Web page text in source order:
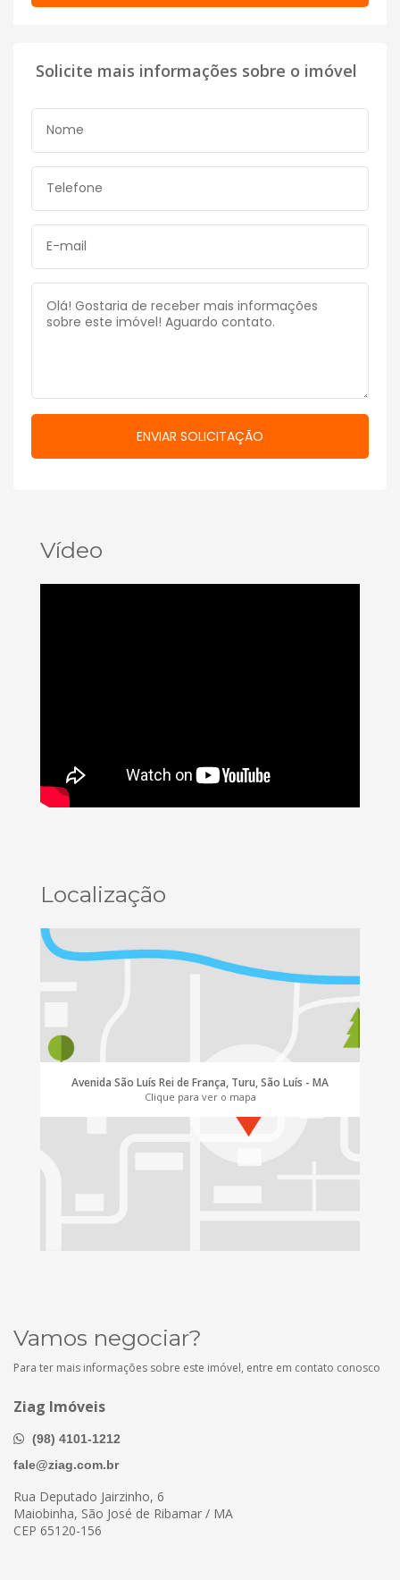
Solicite mais informações sobre o imóvel
Vídeo
Localização
Avenida São Luís Rei de França, Turu, São Luís - MA
Clique para ver o mapa
Vamos negociar?
Para ter mais informações sobre este imóvel, entre em contato conosco
Ziag Imóveis
(98) 4101-1212
fale@ziag.com.br
Rua Deputado Jairzinho, 6
Maiobinha, São José de Ribamar / MA
CEP 65120-156